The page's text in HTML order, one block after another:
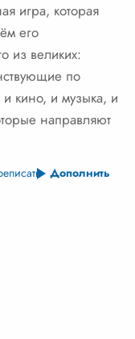
игра, которая
его
из великих:
по
кино, и музыка, и
направляют
Дополнить